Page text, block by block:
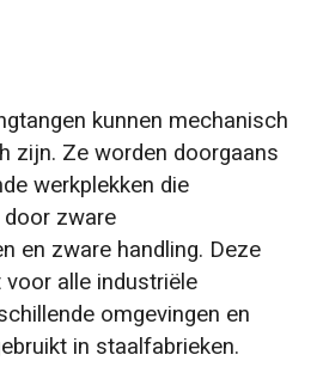
kunnen mechanisch
zijn. Ze worden doorgaans
werkplekken die
zware
en zware handling. Deze
alle industriële
omgevingen en
in staalfabrieken.